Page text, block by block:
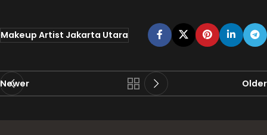
Makeup Artist Jakarta Utara
Newer Older